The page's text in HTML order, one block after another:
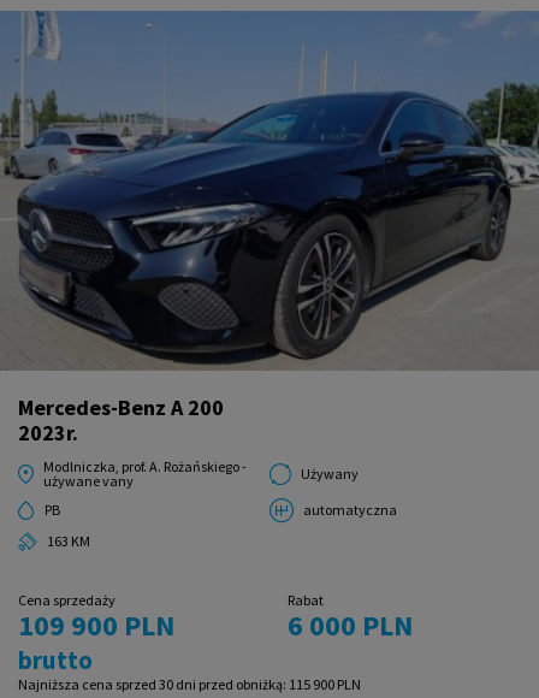
Mercedes-Benz A 200
2023r.
Modlniczka, prof. A. Rożańskiego -
używane vany
Używany
PB
automatyczna
163 KM
Cena sprzedaży
109 900 PLN
brutto
Rabat
6 000 PLN
Najniższa cena sprzed 30 dni przed obniżką: 115 900 PLN